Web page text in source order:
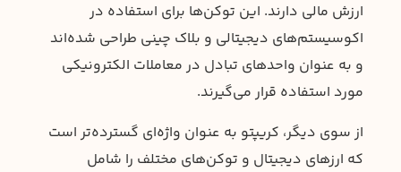
ارزش مالی دارند. این توکن‌ها برای استفاده در
اکوسیستم‌های دیجیتالی و بلاک چینی طراحی شده‌اند
و به عنوان واحدهای تبادل در معاملات الکترونیکی
مورد استفاده قرار می‌گیرند.
از سوی دیگر، کریپتو به عنوان واژه‌ای گسترده‌تر است
که ارزهای دیجیتال و توکن‌های مختلف را شامل